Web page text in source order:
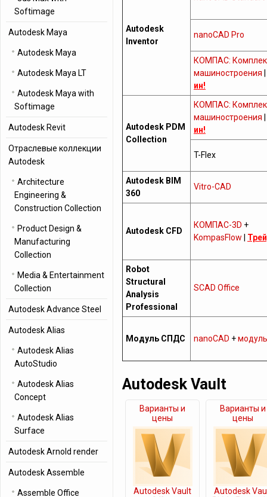
Autodesk
Inventor
nanoCAD Pro
КОМПАС:
машиностроения
ин!
Autodesk PDM
Collection
КОМПАС:
машиностроения
ин!
T-Flex
Autodesk BIM
360
Vitro-CAD
Autodesk CFD
КОМПАС-3D +
KompasFlow
Robot
Structural
Analysis
Professional
SCAD Office
Модуль СПДС nanoCAD +
Autodesk Vault
Варианты и
цены
Autodesk Vault
Варианты и
цены
Autodesk
Softimage
Autodesk Maya
Autodesk Maya
Autodesk Maya LT
Autodesk Maya with
Softimage
Autodesk Revit
Отраслевые коллекции
Autodesk
Architecture
Engineering &
Construction Collection
Product Design &
Manufacturing
Collection
Media & Entertainment
Collection
Autodesk Advance Steel
Autodesk Alias
Autodesk Alias
AutoStudio
Autodesk Alias
Concept
Autodesk Alias
Surface
Autodesk Arnold render
Autodesk Assemble
Assemble Office